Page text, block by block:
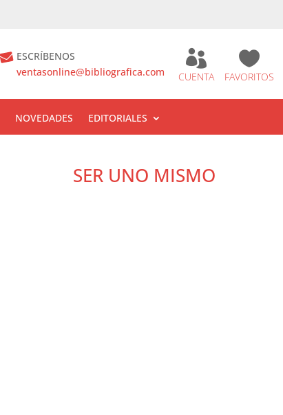
ESCRÍBENOS
ventasonline@bibliografica.com

CUENTA

FAVORITOS
NOVEDADES EDITORIALES
SER UNO MISMO